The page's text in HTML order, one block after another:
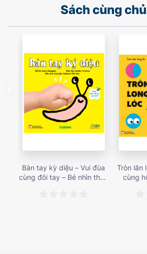
Sách cùng
Bàn tay kỳ diệu – Vui đùa
cùng đôi tay – Bé nhìn thấy
Tròn lăn
cùng